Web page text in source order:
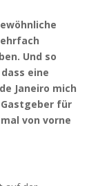
Und so
eine
Janeiro mich
für
von vorne